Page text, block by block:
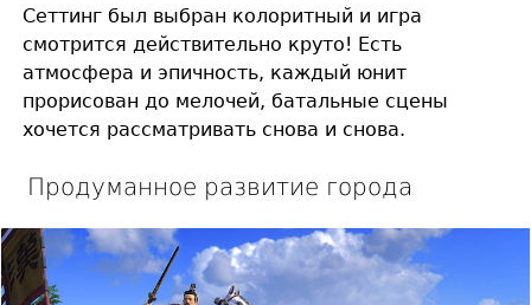
Сеттинг был выбран колоритный и игра
смотрится действительно круто! Есть
атмосфера и эпичность, каждый юнит
прорисован до мелочей, батальные сцены
хочется рассматривать снова и снова.
Продуманное развитие города